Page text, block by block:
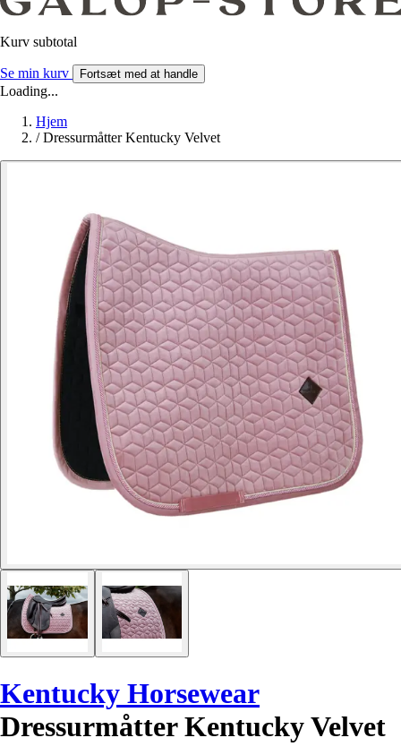
Kurv subtotal
Se min kurv Fortsæt med at handle
Loading...
Hjem
/ Dressurmåtter Kentucky Velvet
Kentucky Horsewear
Dressurmåtter Kentucky Velvet